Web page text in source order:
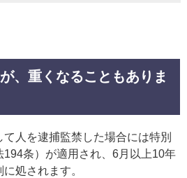
、重くなることもありま
て人を逮捕監禁した場合には特別
条）が適用され、6月以上10年
処されます。